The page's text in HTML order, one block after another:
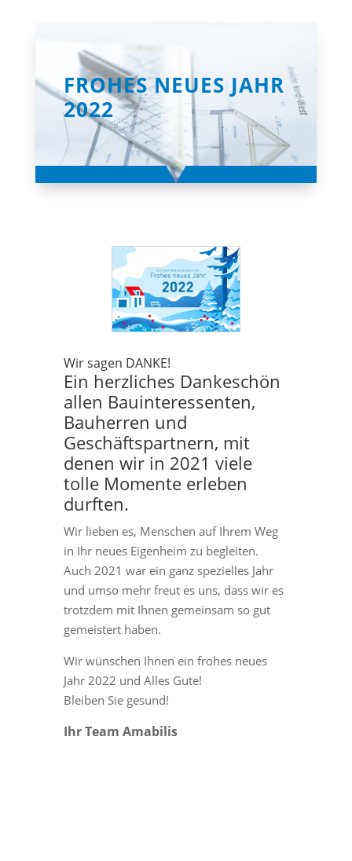
FROHES NEUES JAHR
2022
Wir sagen DANKE!
Ein herzliches Dankeschön
allen Bauinteressenten,
Bauherren und
Geschäftspartnern, mit
denen wir in 2021 viele
tolle Momente erleben
durften.
Wir lieben es, Menschen auf Ihrem Weg
in Ihr neues Eigenheim zu begleiten.
Auch 2021 war ein ganz spezielles Jahr
und umso mehr freut es uns, dass wir es
trotzdem mit Ihnen gemeinsam so gut
gemeistert haben.
Wir wünschen Ihnen ein frohes neues
Jahr 2022 und Alles Gute!
Bleiben Sie gesund!
Ihr Team Amabilis